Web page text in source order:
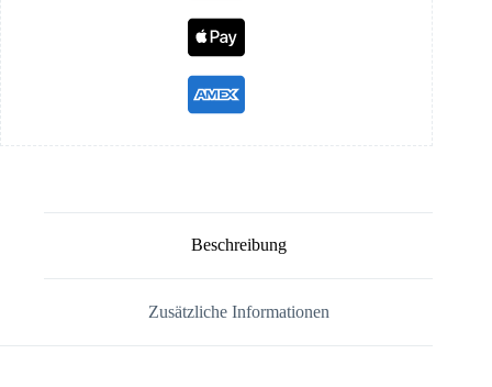
Beschreibung
Zusätzliche Informationen